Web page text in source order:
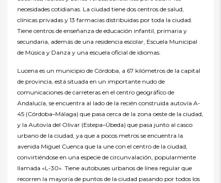
necesidades cotidianas. La ciudad tiene dos centros de salud,
clínicas privadas y 13 farmacias distribuidas por toda la ciudad.
Tiene centros de enseñanza de educación infantil, primaria y
secundaria, además de una residencia escolar, Escuela Municipal
de Música y Danza y una escuela oficial de idiomas.
Lucena es un municipio de Córdoba, a 67 kilómetros de la capital
de provincia, está situada en un importante nudo de
comunicaciones de carreteras en el centro geográfico de
Andalucía, se encuentra al lado de la recién construida autovía A-
45 (Córdoba–Málaga) que pasa cerca de la zona oeste de la ciudad,
y la Autovía del Olivar (Estepa–Úbeda) que pasa junto al casco
urbano de la ciudad, ya que a pocos metros se encuentra la
avenida Miguel Cuenca que la une con el centro de la ciudad,
convirtiéndose en una especie de circunvalación, popularmente
llamada «L-30». Tiene autobuses urbanos de línea regular que
recorren la mayoría de puntos de la ciudad pasando por todos los